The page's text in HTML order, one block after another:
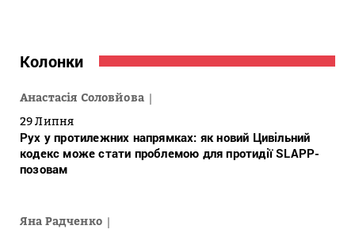
Колонки
Анастасія Соловйова
29 Липня
Рух у протилежних напрямках: як новий Цивільний
кодекс може стати проблемою для протидії SLAPP-
позовам
Яна Радченко